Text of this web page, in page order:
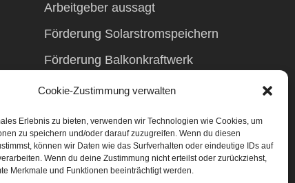
Cookie-Zustimmung verwalten
Erlebnis zu bieten, verwenden wir Technologien wie Cookies, um
zu speichern und/oder darauf zuzugreifen. Wenn du diesen
können wir Daten wie das Surfverhalten oder eindeutige IDs auf
Wenn du deine Zustimmung nicht erteilst oder zurückziehst,
Merkmale und Funktionen beeinträchtigt werden.
Arbeitgeber aussagt
Förderung Solarstromspeichern
Förderung Balkonkraftwerk